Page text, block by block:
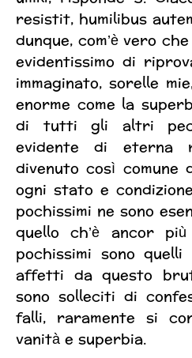
resistit, humilibus
dunque, com’è vero
evidentissimo di
immaginato, sorelle
enorme come la
di tutti gli altri
evidente di eterna
divenuto così comune
ogni stato e
pochissimi ne sono
quello ch’è ancor
pochissimi sono
affetti da questo
sono solleciti di
falli, raramente si
vanità e superbia.